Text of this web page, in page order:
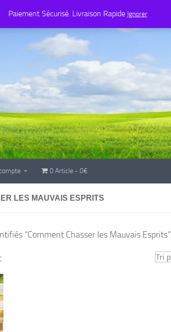
Paiement Sécurisé. Livraison Rapide Ignorer
0 Article 0€
0 Article 0€
LES MAUVAIS ESPRITS
“Comment Chasser les Mauvais Esprits”